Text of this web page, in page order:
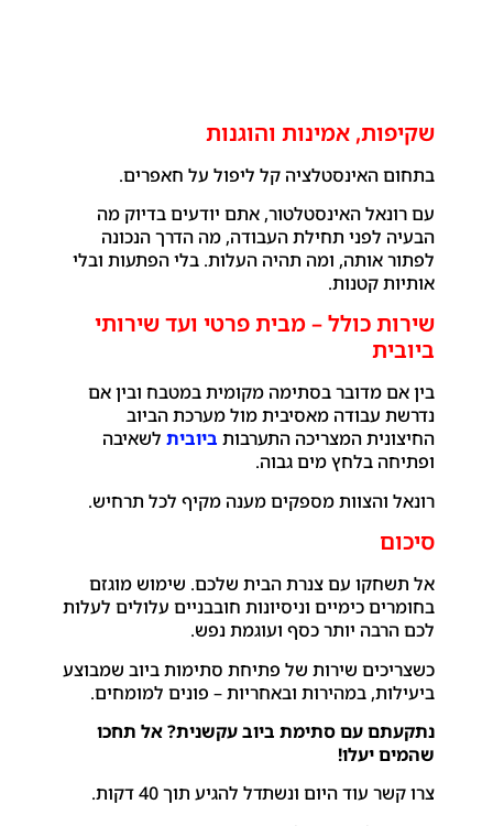
שקיפות, אמינות והוגנות
בתחום האינסטלציה קל ליפול על חאפרים.
עם רונאל האינסטלטור, אתם יודעים בדיוק מה
הבעיה לפני תחילת העבודה, מה הדרך הנכונה
לפתור אותה, ומה תהיה העלות. בלי הפתעות ובלי
אותיות קטנות.
שירות כולל – מבית פרטי ועד שירותי
ביובית
בין אם מדובר בסתימה מקומית במטבח ובין אם
נדרשת עבודה מאסיבית מול מערכת הביוב
החיצונית המצריכה התערבות ביובית לשאיבה
ופתיחה בלחץ מים גבוה.
רונאל והצוות מספקים מענה מקיף לכל תרחיש.
סיכום
אל תשחקו עם צנרת הבית שלכם. שימוש מוגזם
בחומרים כימיים וניסיונות חובבניים עלולים לעלות
לכם הרבה יותר כסף ועוגמת נפש.
כשצריכים שירות של פתיחת סתימות ביוב שמבוצע
ביעילות, במהירות ובאחריות – פונים למומחים.
נתקעתם עם סתימת ביוב עקשנית? אל תחכו
שהמים יעלו!
צרו קשר עוד היום ונשתדל להגיע תוך 40 דקות.